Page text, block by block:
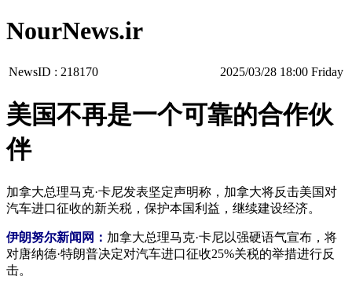
NourNews.ir
NewsID : 218170 ‫‫Friday‬‬ 18:00 2025/03/28
美国不再是一个可靠的合作伙
伴
加拿大总理马克·卡尼发表坚定声明称，加拿大将反击美国对
汽车进口征收的新关税，保护本国利益，继续建设经济。
伊朗努尔新闻网： 加拿大总理马克·卡尼以强硬语气宣布，将
对唐纳德·特朗普决定对汽车进口征收25%关税的举措进行反
击。